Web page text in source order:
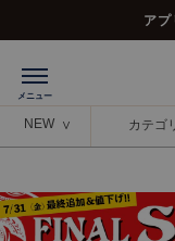
ア
NEW カテゴ